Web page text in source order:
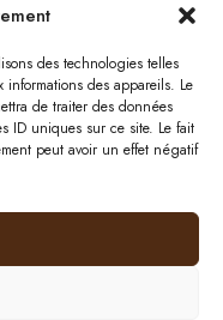
des technologies telles
des appareils. Le
de traiter des données
ID uniques sur ce site. Le fait
peut avoir un effet négatif